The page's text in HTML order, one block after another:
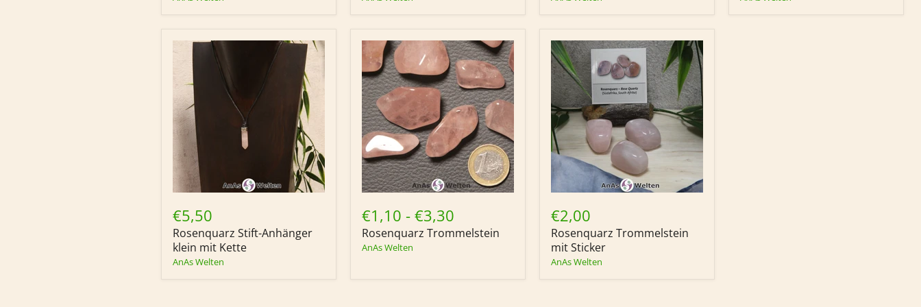
Stift-
Anhänger
klein
mit
Kette
€5,50
Rosenquarz Stift-Anhänger
klein mit Kette
AnAs Welten
Trommelstein
€1,10 - €3,30
Rosenquarz Trommelstein
AnAs Welten
Trommelstein
mit
Sticker
€2,00
Rosenquarz Trommelstein
mit Sticker
AnAs Welten